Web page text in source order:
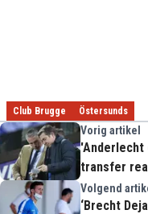
Club Brugge Östersunds
Vorig artikel
transfer
Volgend
‘Brecht